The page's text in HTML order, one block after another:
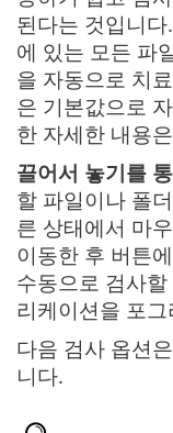
된다는 것입니
에 있는 모든 파
을 자동으로 치
은 기본값으로
한 자세한 내용은
끌어서 놓기를
할 파일이나 폴
른 상태에서 마
이동한 후 버튼
수동으로 검사
리케이션을 포
다음 검사 옵션은
니다.